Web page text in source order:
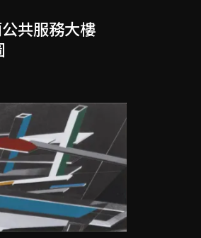
共服務大樓